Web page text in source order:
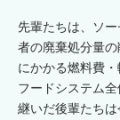
先輩たちは、ソ
者の廃棄処分量
にかかる燃料費
フードシステム
継いだ後輩たち